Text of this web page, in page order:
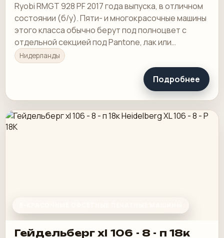
Ryobi RMGT 928 PF 2017 года выпуска, в отличном
состоянии (б/у). Пяти- и многокрасочные машины
этого класса обычно берут под полноцвет с
отдельной секцией под Pantone, лак или
спецкраску.
Нидерланды
Подробнее
Гейдельберг xl 106 - 8 - п 18к